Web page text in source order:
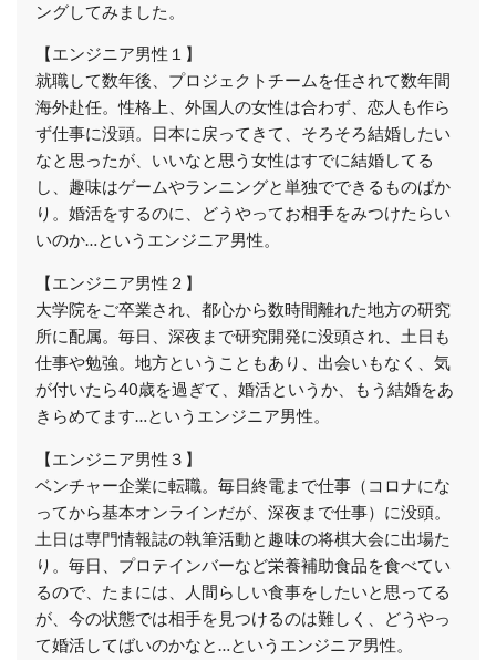
ングしてみました。
【エンジニア男性１】
就職して数年後、プロジェクトチームを任されて数年間
海外赴任。性格上、外国人の女性は合わず、恋人も作ら
ず仕事に没頭。日本に戻ってきて、そろそろ結婚したい
なと思ったが、いいなと思う女性はすでに結婚してる
し、趣味はゲームやランニングと単独でできるものばか
り。婚活をするのに、どうやってお相手をみつけたらい
いのか…というエンジニア男性。
【エンジニア男性２】
大学院をご卒業され、都心から数時間離れた地方の研究
所に配属。毎日、深夜まで研究開発に没頭され、土日も
仕事や勉強。地方ということもあり、出会いもなく、気
が付いたら40歳を過ぎて、婚活というか、もう結婚をあ
きらめてます…というエンジニア男性。
【エンジニア男性３】
ベンチャー企業に転職。毎日終電まで仕事（コロナにな
ってから基本オンラインだが、深夜まで仕事）に没頭。
土日は専門情報誌の執筆活動と趣味の将棋大会に出場た
り。毎日、プロテインバーなど栄養補助食品を食べてい
るので、たまには、人間らしい食事をしたいと思ってる
が、今の状態では相手を見つけるのは難しく、どうやっ
て婚活してばいのかなと…というエンジニア男性。